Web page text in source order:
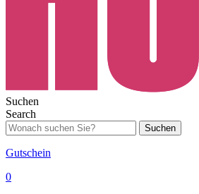
Suchen
Search
Suchen
Gutschein
0